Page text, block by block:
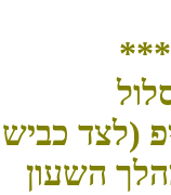
כביש 40)
השעון